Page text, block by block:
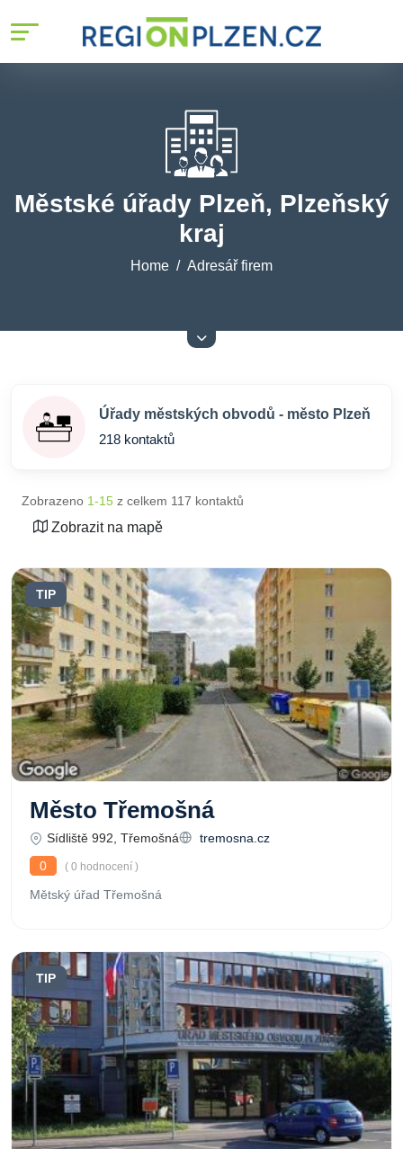
Městské úřady Plzeň, Plzeňský
kraj
Home Adresář firem
Úřady městských obvodů - město Plzeň
218 kontaktů
Zobrazeno 1-15 z celkem 117 kontaktů
Zobrazit na mapě
TIP
Město Třemošná
Sídliště 992, Třemošná
tremosna.cz
0
( 0 hodnocení )
Mětský úřad Třemošná
TIP